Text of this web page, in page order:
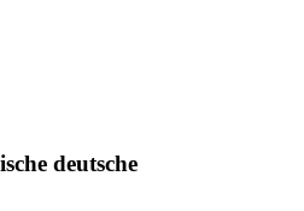
deutsche